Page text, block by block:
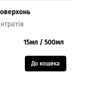
15мл / 500мл
До кошика